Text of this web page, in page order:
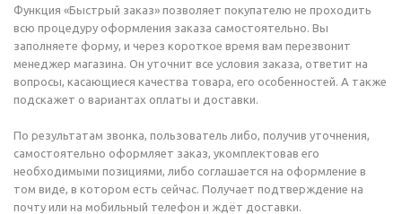
Функция «Быстрый заказ» позволяет покупателю не проходить
всю процедуру оформления заказа самостоятельно. Вы
заполняете форму, и через короткое время вам перезвонит
менеджер магазина. Он уточнит все условия заказа, ответит на
вопросы, касающиеся качества товара, его особенностей. А также
подскажет о вариантах оплаты и доставки.
По результатам звонка, пользователь либо, получив уточнения,
самостоятельно оформляет заказ, укомплектовав его
необходимыми позициями, либо соглашается на оформление в
том виде, в котором есть сейчас. Получает подтверждение на
почту или на мобильный телефон и ждёт доставки.
Самоклеящиеся ленты для маркировки
Ленточные ограждения
Промышленные осушители воздуха
Тележки
Информационные таблички
Ключницы
Тактильные напольные плитки
Сидения для трибун
Секции сидений для залов ожидания
Пешеходные ограждения
Контейнеры для мусора ТБО ТКО
Банкетки для учреждений
Столы с лавками
Полки для обуви
Блок кассета с вытяжной лентой
Катафоты
Дорожные разметки
Лежачие полицейские, колесоотбойники, пандусы,
Гирлянда сигнальная дорожная
Турникеты-триподы
Проходные турникеты с распашными створками
Смарт замки
Полноростовые турникеты
Блоки питания для СКУД
Видеоглазок дверной видеозвонок
Биометрические терминалы
Страховочные привязи
Плащи дождевики